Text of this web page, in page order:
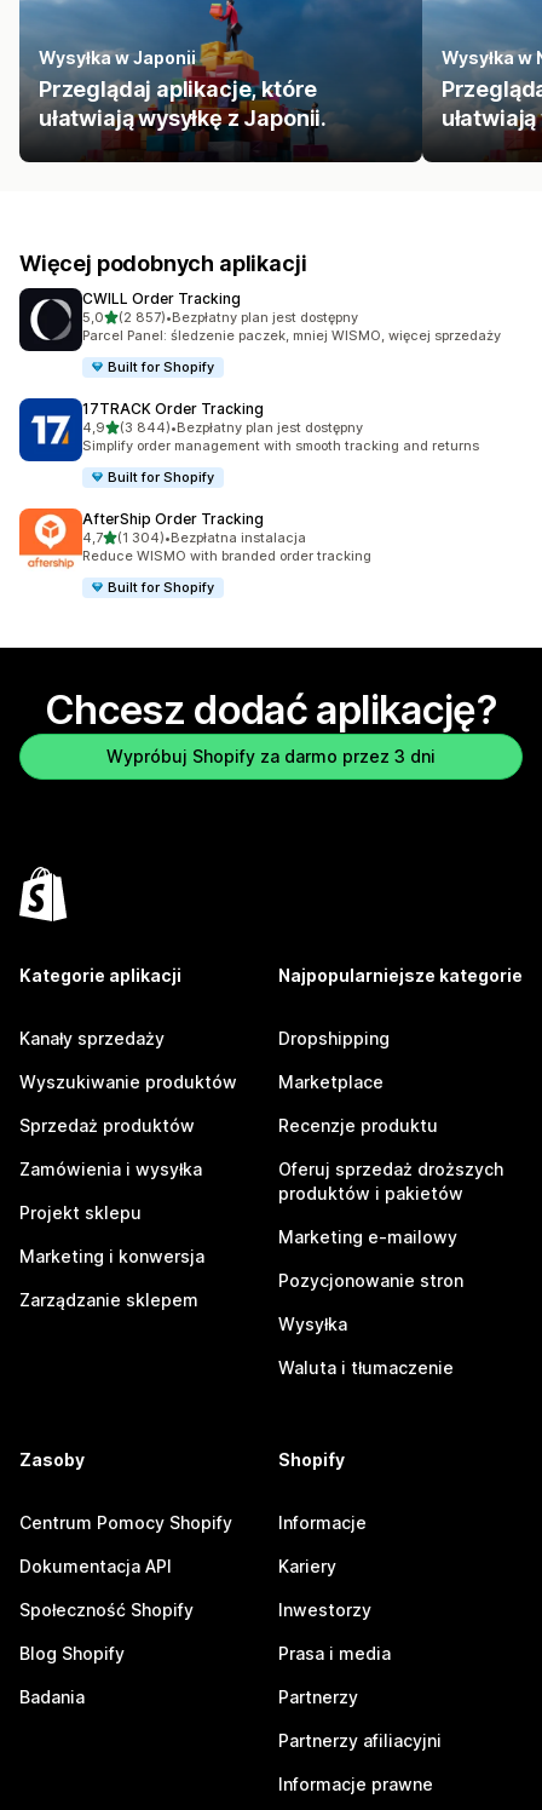
Wysyłka w Japonii
Przeglądaj aplikacje, które
ułatwiają wysyłkę z Japonii.
Wysyłka w
Więcej podobnych aplikacji
CWILL Order Tracking
5,0na 5 gwiazdek
(2 857)
Łączna liczba recenzji: 2857
•Bezpłatny plan jest dostępny
Parcel Panel: śledzenie paczek, mniej WISMO, więcej sprzedaży
Built for Shopify
17TRACK Order Tracking
4,9na 5 gwiazdek
(3 844)
Łączna liczba recenzji: 3844
•Bezpłatny plan jest dostępny
Simplify order management with smooth tracking and returns
Built for Shopify
AfterShip Order Tracking
4,7na 5 gwiazdek
(1 304)
Łączna liczba recenzji: 1304
•Bezpłatna instalacja
Reduce WISMO with branded order tracking
Built for Shopify
Chcesz dodać aplikację?
Wypróbuj Shopify za darmo przez 3 dni
Kategorie aplikacji
Kanały sprzedaży
Wyszukiwanie produktów
Sprzedaż produktów
Zamówienia i wysyłka
Projekt sklepu
Marketing i konwersja
Zarządzanie sklepem
Najpopularniejsze kategorie
Dropshipping
Marketplace
Recenzje produktu
Oferuj sprzedaż droższych
produktów i pakietów
Marketing e-mailowy
Pozycjonowanie stron
Wysyłka
Waluta i tłumaczenie
Zasoby
Centrum Pomocy Shopify
Dokumentacja API
Społeczność Shopify
Blog Shopify
Badania
Shopify
Informacje
Kariery
Inwestorzy
Prasa i media
Partnerzy
Partnerzy afiliacyjni
Informacje prawne